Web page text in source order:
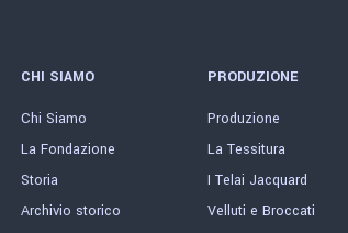
CHI SIAMO
Chi Siamo
La Fondazione
Storia
Archivio storico
PRODUZIONE
Produzione
La Tessitura
I Telai Jacquard
Velluti e Broccati